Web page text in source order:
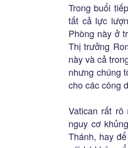
Trong buổi
tất cả lực
Phòng này ở
Thị trưởng
này và cả
nhưng chúng
cho các công
Vatican rất
nguy cơ
Thánh, hay